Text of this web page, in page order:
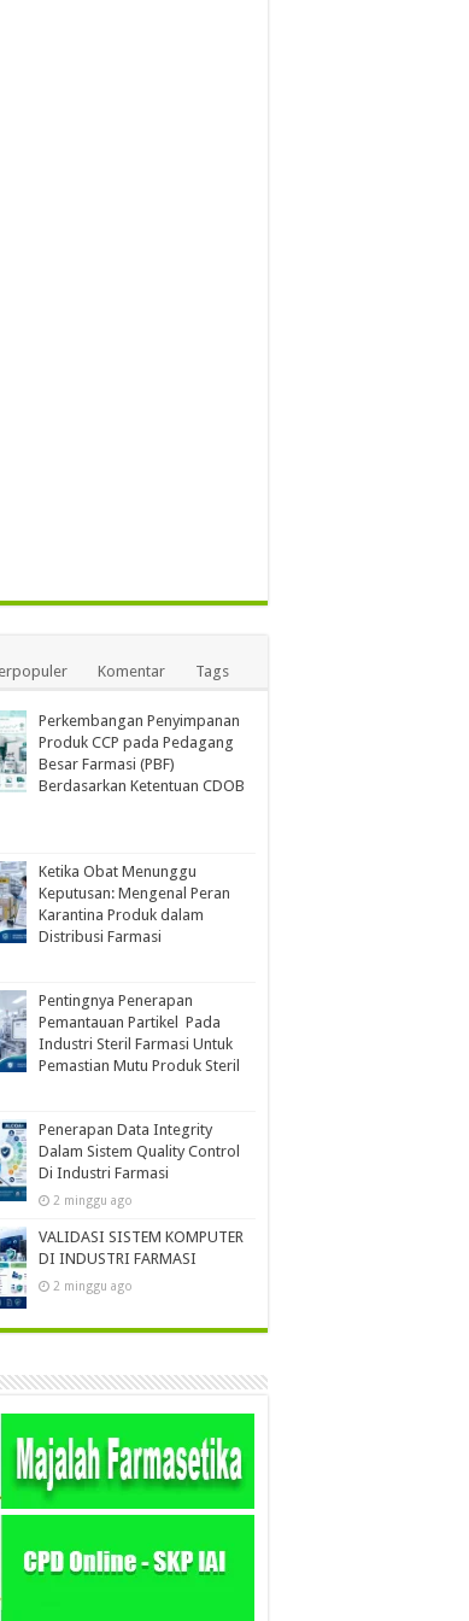
Komentar Tags
Perkembangan Penyimpanan
Produk CCP pada Pedagang
Besar Farmasi (PBF)
Berdasarkan Ketentuan CDOB
Ketika Obat Menunggu
Keputusan: Mengenal Peran
Karantina Produk dalam
Distribusi Farmasi
Pentingnya Penerapan
Pemantauan Partikel Pada
Industri Steril Farmasi Untuk
Pemastian Mutu Produk Steril
Penerapan Data Integrity
Dalam Sistem Quality Control
Di Industri Farmasi
2 minggu ago
VALIDASI SISTEM KOMPUTER
DI INDUSTRI FARMASI
2 minggu ago